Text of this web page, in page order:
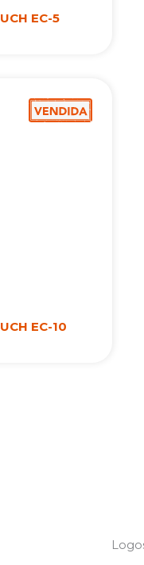
EC-5
EC-10